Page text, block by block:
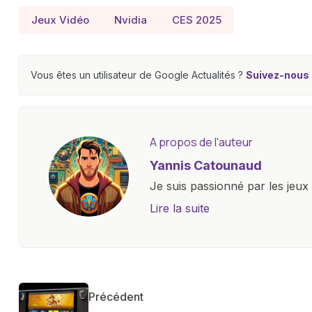
Jeux Vidéo Nvidia CES 2025
Vous êtes un utilisateur de Google Actualités ? Suivez-nous
A propos de l'auteur
Yannis Catounaud
Je suis passionné par les
l'univers numérique m'a
communauté en ligne. Mon
de la technologie me
Lire la suite
Précédent